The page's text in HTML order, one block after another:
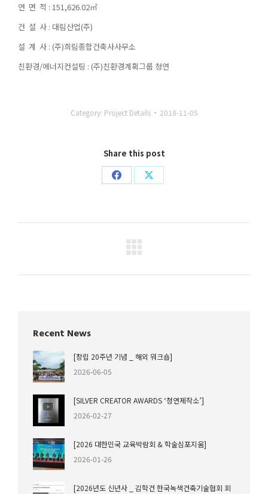
연 면 적 : 151,626.02㎡
건 설 사 : 대림산업(주)
설 계 사 : (주)희림종합건축사사무소
친환경/에너지컨설팅 : (주)친환경계획그룹 청연
Category: Project Details 2018-11-05
Share this post
Share
Facebook
Share
X
Recent News
[창립 20주년 기념 _ 해외 워크숍]
2026-06-05
[SILVER CREATOR AWARDS ‘청연제작소’]
2026-02-27
[2026 대한민국 교육박람회 & 학술심포지움]
2026-01-26
[2026년도 신년사 _ 김학건 한국녹색건축기술협회 회